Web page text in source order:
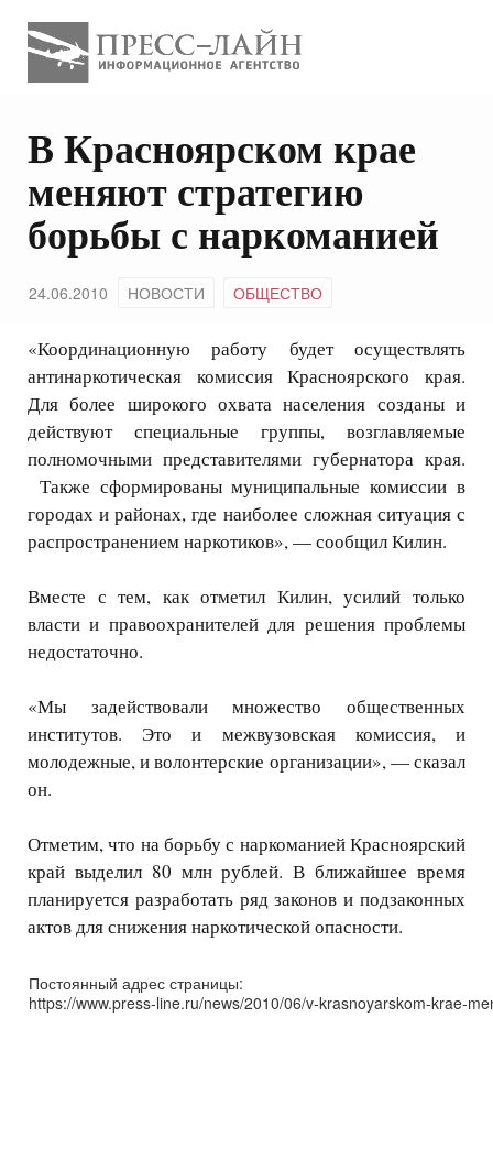
В Красноярском крае
меняют стратегию
борьбы с наркоманией
24.06.2010 НОВОСТИ ОБЩЕСТВО
«Координационную работу будет осуществлять
антинаркотическая комиссия Красноярского края.
Для более широкого охвата населения созданы и
действуют специальные группы, возглавляемые
полномочными представителями губернатора края.
Также сформированы муниципальные комиссии в
городах и районах, где наиболее сложная ситуация с
распространением наркотиков», — сообщил Килин.
Вместе с тем, как отметил Килин, усилий только
власти и правоохранителей для решения проблемы
недостаточно.
«Мы задействовали множество общественных
институтов. Это и межвузовская комиссия, и
молодежные, и волонтерские организации», — сказал
он.
Отметим, что на борьбу с наркоманией Красноярский
край выделил 80 млн рублей. В ближайшее время
планируется разработать ряд законов и подзаконных
актов для снижения наркотической опасности.
Постоянный адрес страницы:
https://www.press-line.ru/news/2010/06/v-krasnoyarskom-krae-